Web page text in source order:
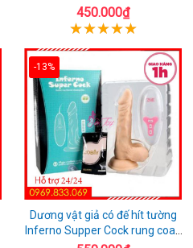
Phấn Mọi Nơi
450.000₫
-13%
Dương vật giả có đế hít tường
Inferno Supper Cock rung coay
7 chế độ